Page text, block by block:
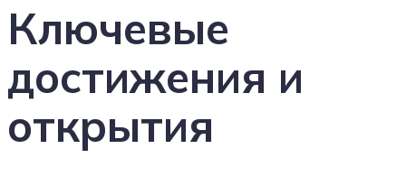
Ключевые
достижения и
открытия